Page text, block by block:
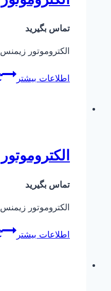
تماس بگیرید
الکتروموتور زیمنس
اطلاعات بیشتر
الکتروموتور SIEMENS 11 کیلووات
تماس بگیرید
الکتروموتور زیمنس
اطلاعات بیشتر